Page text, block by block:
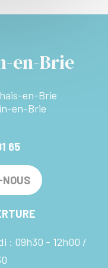
en-Brie
en-Brie
en-Brie
65
: 09h30 - 12h00